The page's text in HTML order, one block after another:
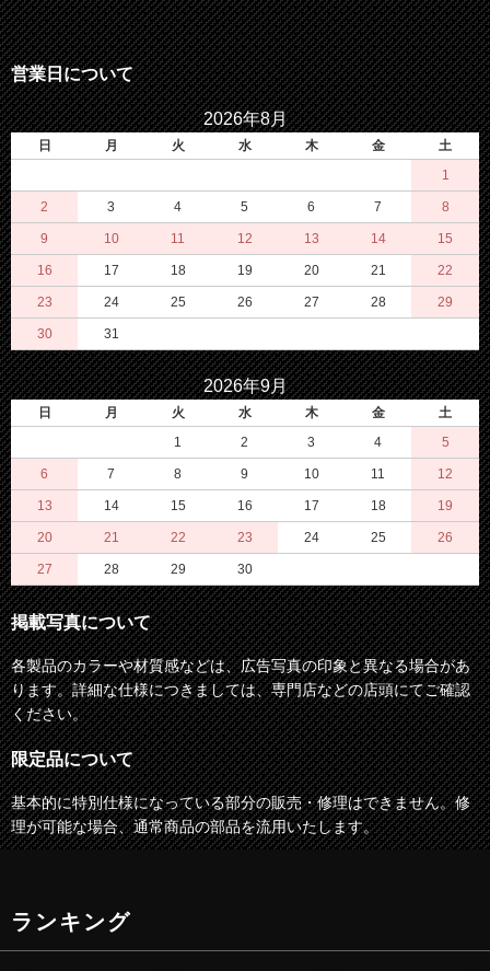
営業日について
2026年8月
日 月 火 水 木 金
土
1
2 3 4 5 6 7 8
9 10 11 12 13 14 15
16 17 18 19 20 21 22
23 24 25 26 27 28 29
30 31
2026年9月
日 月 火 水 木 金
土
1
2 3 4 5
6 7 8 9 10 11 12
13 14 15 16 17 18 19
20 21 22 23 24 25 26
27 28 29 30
掲載写真について
各製品のカラーや材質感などは、広告写真の印象と異なる場合があ
ります。詳細な仕様につきましては、専門店などの店頭にてご確認
ください。
限定品について
基本的に特別仕様になっている部分の販売・修理はできません。修
理が可能な場合、通常商品の部品を流用いたします。
ランキング